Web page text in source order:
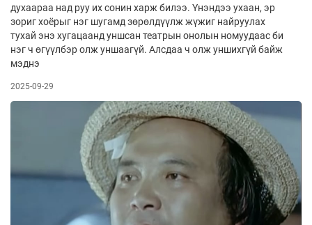
духаараа над руу их сонин харж билээ. Үнэндээ ухаан, эр
зориг хоёрыг нэг шугамд зөрөлдүүлж жүжиг найруулах
тухай энэ хугацаанд уншсан театрын онолын номуудаас би
нэг ч өгүүлбэр олж уншаагүй. Алсдаа ч олж уншихгүй байж
мэднэ
2025-09-29